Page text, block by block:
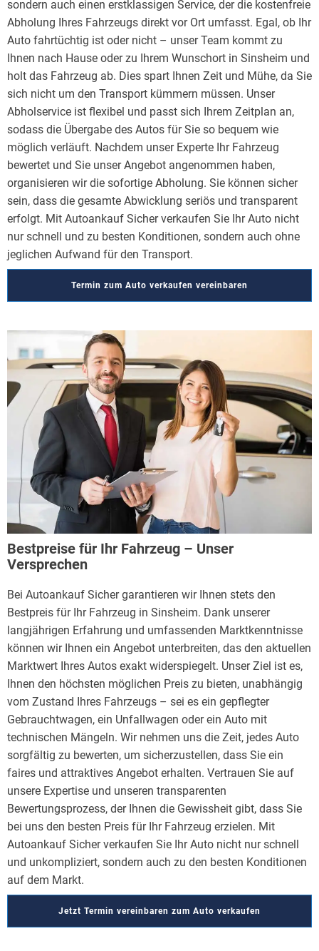
sondern auch einen erstklassigen Service, der die kostenfreie
Abholung Ihres Fahrzeugs direkt vor Ort umfasst. Egal, ob Ihr
Auto fahrtüchtig ist oder nicht – unser Team kommt zu
Ihnen nach Hause oder zu Ihrem Wunschort in Sinsheim und
holt das Fahrzeug ab. Dies spart Ihnen Zeit und Mühe, da Sie
sich nicht um den Transport kümmern müssen. Unser
Abholservice ist flexibel und passt sich Ihrem Zeitplan an,
sodass die Übergabe des Autos für Sie so bequem wie
möglich verläuft. Nachdem unser Experte Ihr Fahrzeug
bewertet und Sie unser Angebot angenommen haben,
organisieren wir die sofortige Abholung. Sie können sicher
sein, dass die gesamte Abwicklung seriös und transparent
erfolgt. Mit Autoankauf Sicher verkaufen Sie Ihr Auto nicht
nur schnell und zu besten Konditionen, sondern auch ohne
jeglichen Aufwand für den Transport.
Termin zum Auto verkaufen vereinbaren
Bestpreise für Ihr Fahrzeug – Unser
Versprechen
Bei Autoankauf Sicher garantieren wir Ihnen stets den
Bestpreis für Ihr Fahrzeug in Sinsheim. Dank unserer
langjährigen Erfahrung und umfassenden Marktkenntnisse
können wir Ihnen ein Angebot unterbreiten, das den aktuellen
Marktwert Ihres Autos exakt widerspiegelt. Unser Ziel ist es,
Ihnen den höchsten möglichen Preis zu bieten, unabhängig
vom Zustand Ihres Fahrzeugs – sei es ein gepflegter
Gebrauchtwagen, ein Unfallwagen oder ein Auto mit
technischen Mängeln. Wir nehmen uns die Zeit, jedes Auto
sorgfältig zu bewerten, um sicherzustellen, dass Sie ein
faires und attraktives Angebot erhalten. Vertrauen Sie auf
unsere Expertise und unseren transparenten
Bewertungsprozess, der Ihnen die Gewissheit gibt, dass Sie
bei uns den besten Preis für Ihr Fahrzeug erzielen. Mit
Autoankauf Sicher verkaufen Sie Ihr Auto nicht nur schnell
und unkompliziert, sondern auch zu den besten Konditionen
auf dem Markt.
Jetzt Termin vereinbaren zum Auto verkaufen